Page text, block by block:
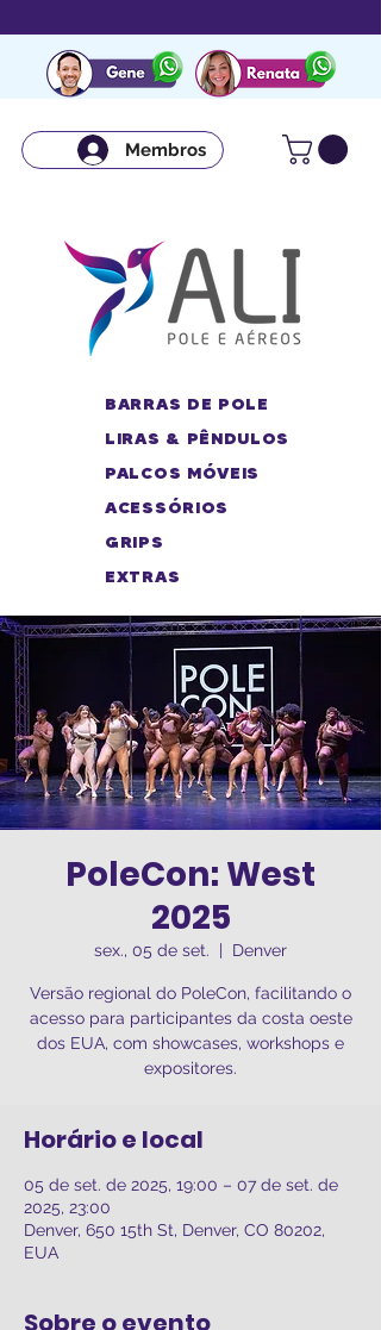
Membros
BARRAS DE POLE
LIRAS & PÊNDULOS
PALCOS MÓVEIS
ACESSÓRIOS
GRIPS
EXTRAS
PoleCon: West
2025
sex., 05 de set.
  |
Denver
Versão regional do PoleCon, facilitando o
acesso para participantes da costa oeste
dos EUA, com showcases, workshops e
expositores.
Horário e local
05 de set. de 2025, 19:00 – 07 de set. de
2025, 23:00
Denver, 650 15th St, Denver, CO 80202,
EUA
Sobre o evento